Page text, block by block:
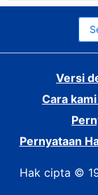
Versi
Cara
Pernyataan
Hak cipta ©